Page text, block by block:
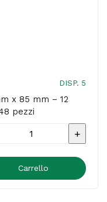
DISP. 5
x 85 mm – 12
pezzi
Carrello